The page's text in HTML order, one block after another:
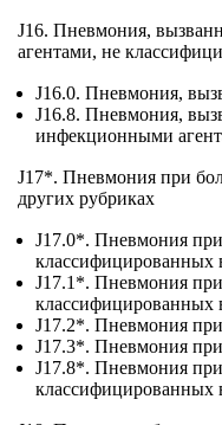
J16. Пневмония,
агентами, не
J16.0. Пневмония,
J16.8. Пневмония,
инфекционными
J17*. Пневмония при
других рубриках
J17.0*. Пневмония при
классифицированных
J17.1*. Пневмония
классифицированных
J17.2*. Пневмония
J17.3*. Пневмония
J17.8*. Пневмония при
классифицированных